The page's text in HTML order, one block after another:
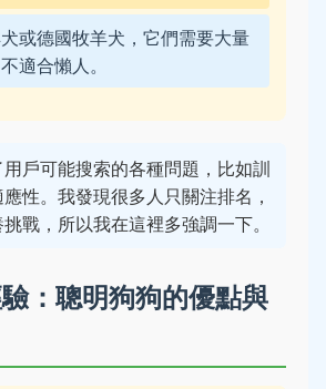
或德國牧羊犬，它們需要大量
適合懶人。
戶可能搜索的各種問題，比如訓
性。我發現很多人只關注排名，
戰，所以我在這裡多強調一下。
：聰明狗狗的優點與